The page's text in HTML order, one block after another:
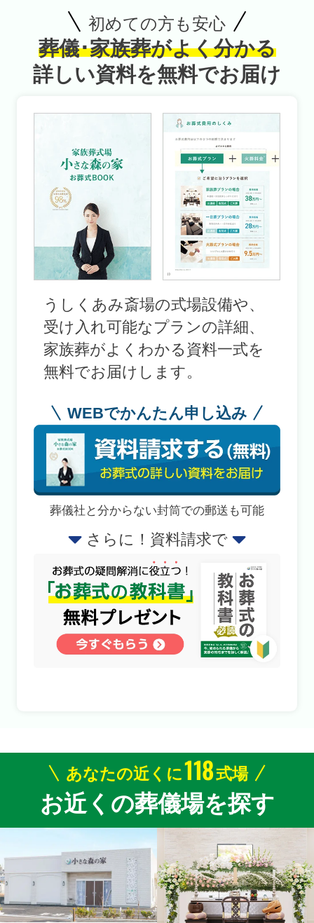
初めての方も安心
葬儀･家族葬がよく分かる
詳しい資料を無料でお届け
うしくあみ斎場の式場設備や、
受け入れ可能なプランの詳細、
家族葬がよくわかる資料一式を
無料でお届けします。
WEBでかんたん申し込み
葬儀社と分からない封筒での郵送も可能
さらに！資料請求で
あなたの近くに118式場
お近くの葬儀場を探す